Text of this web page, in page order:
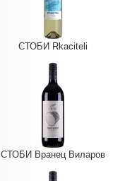
СТОБИ Rkaciteli
СТОБИ Вранец Виларов